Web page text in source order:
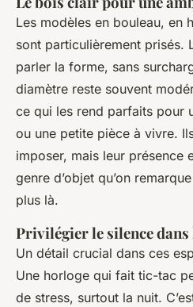
Les modèles en bouleau, en
sont particulièrement prisés.
parler la forme, sans
diamètre reste souvent
ce qui les rend parfaits pour
ou une petite pièce à vivre.
imposer, mais leur présence
genre d’objet qu’on
plus là.
Privilégier le silence dans
Un détail crucial dans ces
Une horloge qui fait tic-tac
de stress, surtout la nuit.